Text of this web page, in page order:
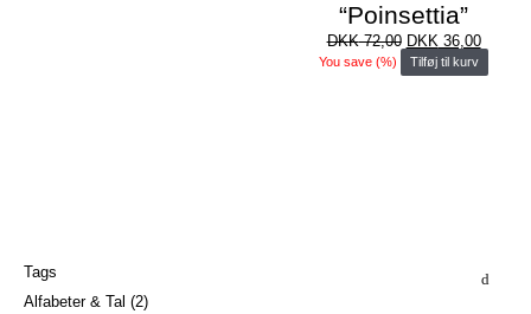
Tags
Alfabeter & Tal (2)
“Poinsettia”
DKK72,00 Den
oprindelige
pris
DKK36,00Den
pris
You save (%) Tilføj til kurv